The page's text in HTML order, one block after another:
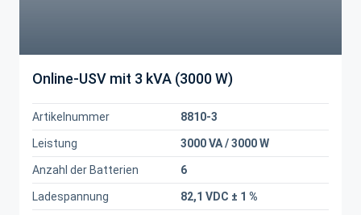
Online-USV mit 3 kVA (3000 W)
Artikelnummer 8810-3
Leistung 3000 VA / 3000 W
Anzahl der Batterien 6
Ladespannung 82,1 VDC ± 1 %